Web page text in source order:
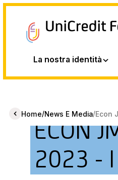
La nostra identità
Home/News E Media/Econ
ECON
2023 -